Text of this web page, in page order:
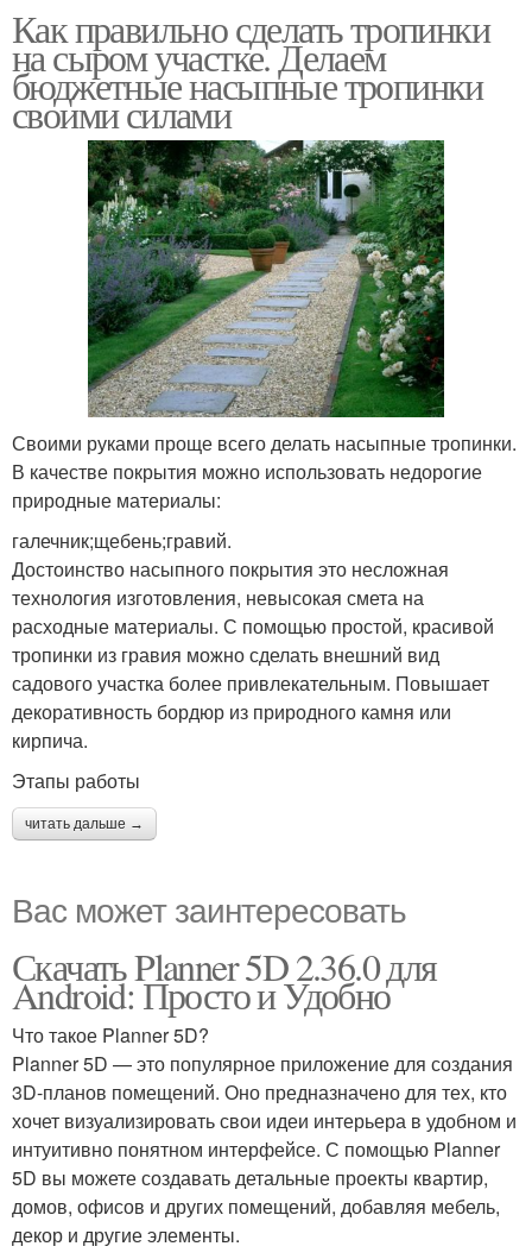
Как правильно сделать тропинки
на сыром участке. Делаем
бюджетные насыпные тропинки
своими силами
Своими руками проще всего делать насыпные тропинки.
В качестве покрытия можно использовать недорогие
природные материалы:
галечник;щебень;гравий.
Достоинство насыпного покрытия это несложная
технология изготовления, невысокая смета на
расходные материалы. С помощью простой, красивой
тропинки из гравия можно сделать внешний вид
садового участка более привлекательным. Повышает
декоративность бордюр из природного камня или
кирпича.
Этапы работы
читать дальше →
Вас может заинтересовать
Скачать Planner 5D 2.36.0 для
Android: Просто и Удобно
Что такое Planner 5D?
Planner 5D — это популярное приложение для создания
3D-планов помещений. Оно предназначено для тех, кто
хочет визуализировать свои идеи интерьера в удобном и
интуитивно понятном интерфейсе. С помощью Planner
5D вы можете создавать детальные проекты квартир,
домов, офисов и других помещений, добавляя мебель,
декор и другие элементы.